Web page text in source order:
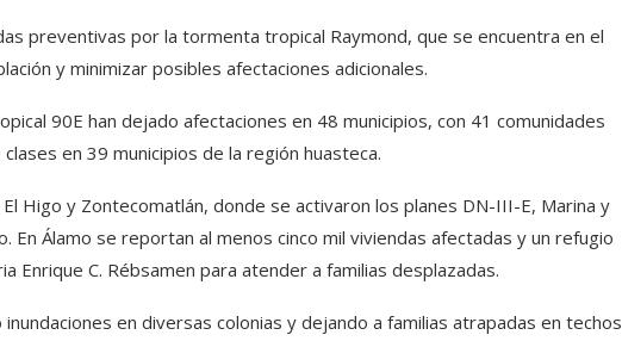
preventivas por la tormenta tropical Raymond, que se encuentra en el
y minimizar posibles afectaciones adicionales.
90E han dejado afectaciones en 48 municipios, con 41 comunidades
en 39 municipios de la región huasteca.
Higo y Zontecomatlán, donde se activaron los planes DN-III-E, Marina y
Álamo se reportan al menos cinco mil viviendas afectadas y un refugio
Enrique C. Rébsamen para atender a familias desplazadas.
en diversas colonias y dejando a familias atrapadas en techos